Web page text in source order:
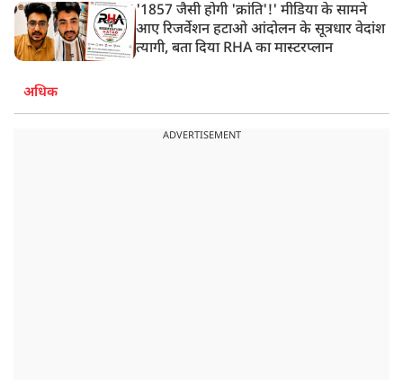
'1857 जैसी होगी 'क्रांति'!' मीडिया के सामने
आए रिजर्वेशन हटाओ आंदोलन के सूत्रधार वेदांश
त्यागी, बता दिया RHA का मास्टरप्लान
अधिक
ADVERTISEMENT